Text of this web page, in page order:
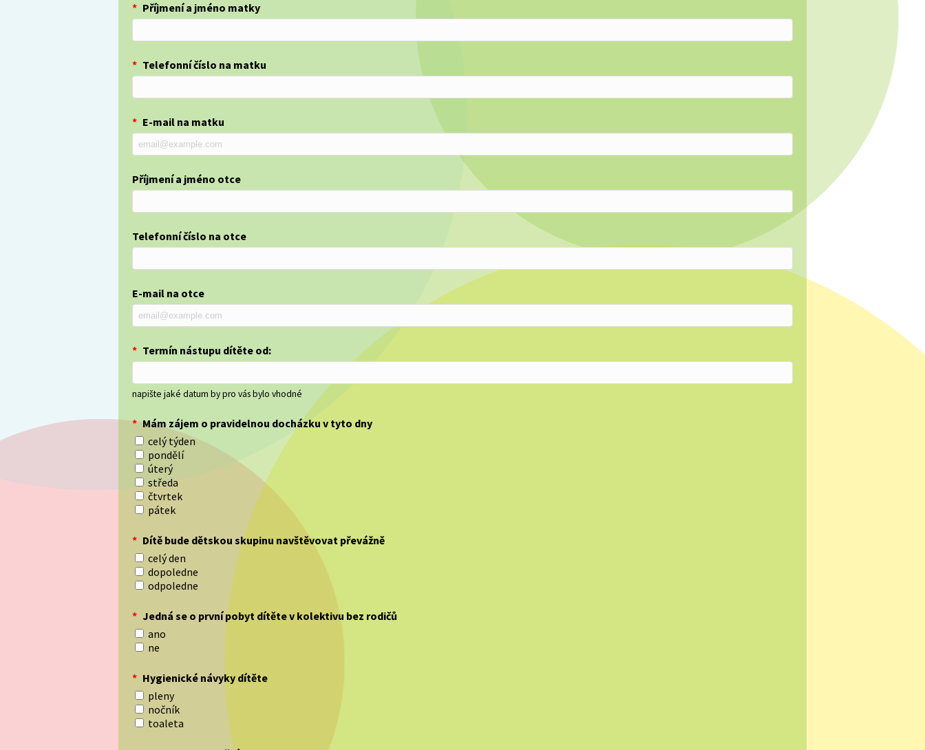
* Příjmení a jméno matky
* Telefonní číslo na matku
* E-mail na matku
Příjmení a jméno otce
Telefonní číslo na otce
E-mail na otce
* Termín nástupu dítěte od:
napište jaké datum by pro vás bylo vhodné
* Mám zájem o pravidelnou docházku v tyto dny
celý týden
pondělí
úterý
středa
čtvrtek
pátek
* Dítě bude dětskou skupinu navštěvovat převážně
celý den
dopoledne
odpoledne
* Jedná se o první pobyt dítěte v kolektivu bez rodičů
ano
ne
* Hygienické návyky dítěte
pleny
nočník
toaleta